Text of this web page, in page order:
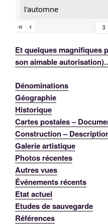
l'automne
«
‹
Et quelques magnifiques
son aimable
Dénominations
Géographie
Historique
Cartes postales –
Construction –
Galerie artistique
Photos récentes
Autres vues
Événements récents
Etat actuel
Etudes de sauvegarde
Références